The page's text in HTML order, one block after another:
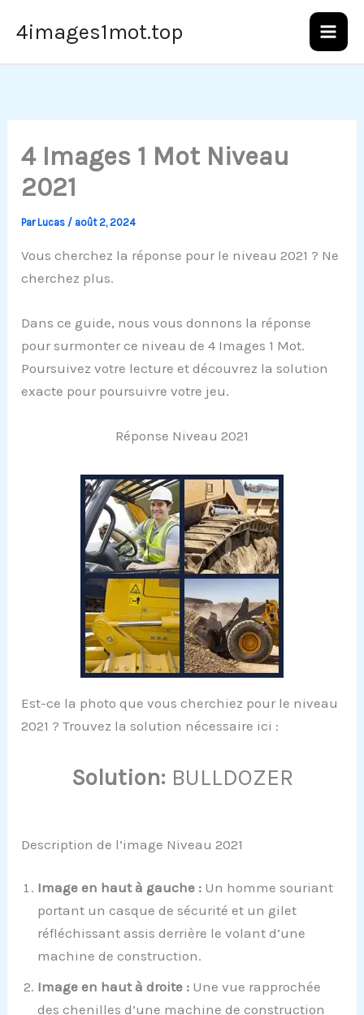
4images1mot.top
4 Images 1 Mot Niveau
2021
ParLucas / août 2, 2024
Vous cherchez la réponse pour le niveau 2021 ? Ne
cherchez plus.
Dans ce guide, nous vous donnons la réponse
pour surmonter ce niveau de 4 Images 1 Mot.
Poursuivez votre lecture et découvrez la solution
exacte pour poursuivre votre jeu.
Réponse Niveau 2021
Est-ce la photo que vous cherchiez pour le niveau
2021 ? Trouvez la solution nécessaire ici :
Solution: BULLDOZER
Description de l’image Niveau 2021
Image en haut à gauche : Un homme souriant
portant un casque de sécurité et un gilet
réfléchissant assis derrière le volant d’une
machine de construction.
Image en haut à droite : Une vue rapprochée
des chenilles d’une machine de construction